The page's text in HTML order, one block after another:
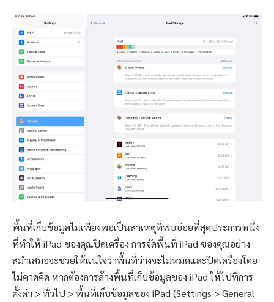
พื้นที่เก็บข้อมูลไม่เพียงพอเป็นสาเหตุที่พบบ่อยที่สุดประการหนึ่ง
ที่ทำให้ iPad ของคุณปิดเครื่อง การจัดพื้นที่ iPad ของคุณอย่าง
สม่ำเสมอจะช่วยให้แน่ใจว่าพื้นที่ว่างจะไม่หมดและปิดเครื่องโดย
ไม่คาดคิด หากต้องการล้างพื้นที่เก็บข้อมูลของ iPad ให้ไปที่การ
ตั้งค่า > ทั่วไป > พื้นที่เก็บข้อมูลของ iPad (Settings > General